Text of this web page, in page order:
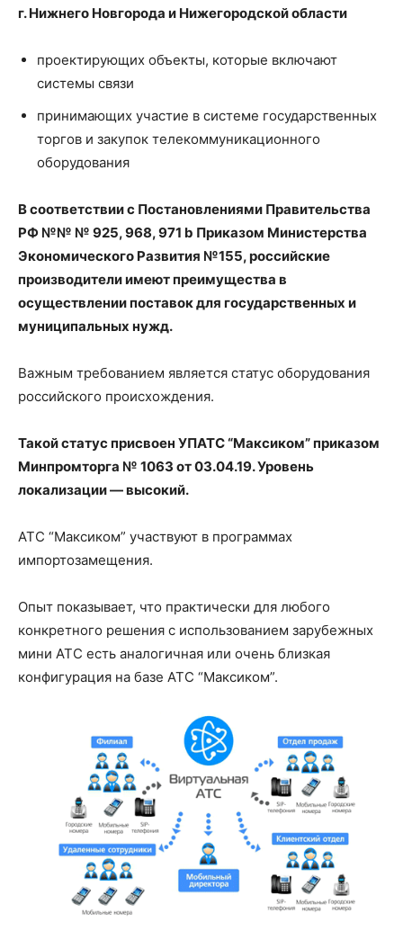
г. Нижнего Новгорода и Нижегородской области
проектирующих объекты, которые включают
системы связи
принимающих участие в системе государственных
торгов и закупок телекоммуникационного
оборудования
В соответствии с Постановлениями Правительства
РФ №№ № 925, 968, 971 b Приказом Министерства
Экономического Развития №155, российские
производители имеют преимущества в
осуществлении поставок для государственных и
муниципальных нужд.
Важным требованием является статус оборудования
российского происхождения.
Такой статус присвоен УПАТС “Максиком” приказом
Минпромторга № 1063 от 03.04.19. Уровень
локализации — высокий.
АТС “Максиком” участвуют в программах
импортозамещения.
Опыт показывает, что практически для любого
конкретного решения с использованием зарубежных
мини АТС есть аналогичная или очень близкая
конфигурация на базе АТС “Максиком”.